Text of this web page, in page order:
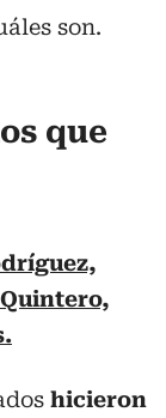
son.
que
hicieron